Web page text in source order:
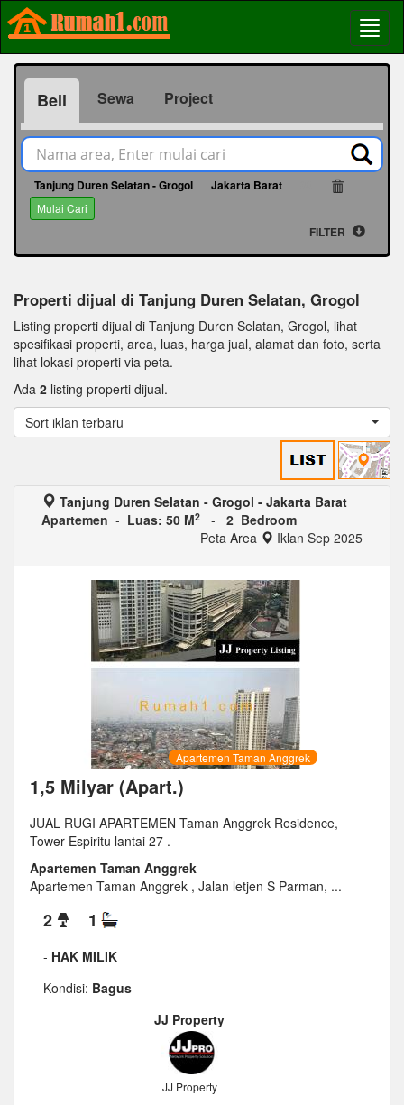
Beli Sewa Project
Tanjung Duren Selatan - Grogol Jakarta Barat
Mulai Cari
FILTER
Properti dijual di Tanjung Duren Selatan, Grogol
Listing properti dijual di Tanjung Duren Selatan, Grogol, lihat
spesifikasi properti, area, luas, harga jual, alamat dan foto, serta
lihat lokasi properti via peta.
Ada 2 listing properti dijual.
Sort iklan terbaru
Tanjung Duren Selatan - Grogol - Jakarta Barat
Apartemen - Luas: 50 M2 - 2 Bedroom
Peta Area
Iklan Sep 2025
Apartemen Taman Anggrek
1,5 Milyar (Apart.)
JUAL RUGI APARTEMEN Taman Anggrek Residence,
Tower Espiritu lantai 27 .
Apartemen Taman Anggrek
Apartemen Taman Anggrek , Jalan letjen S Parman, ...
2 1
- HAK MILIK
Kondisi: Bagus
JJ Property
JJ Property